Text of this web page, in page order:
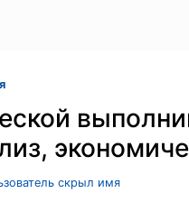
скрыл имя